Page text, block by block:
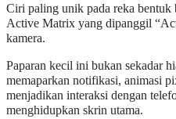
Ciri paling unik pada reka bentuk
Active Matrix yang dipanggil
kamera.
Paparan kecil ini bukan sekadar
memaparkan notifikasi, animasi
menjadikan interaksi dengan
menghidupkan skrin utama.